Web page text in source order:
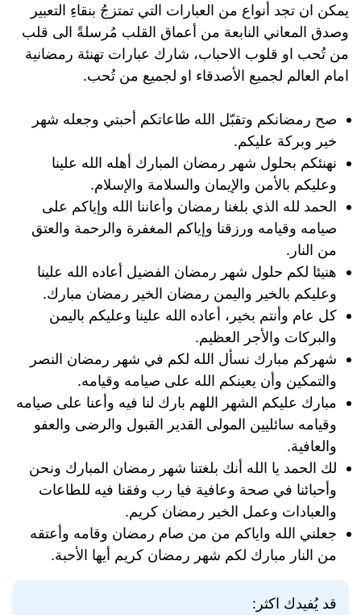
يمكن ان تجد أنواع من العبارات التي تمتزجُ بنقاءِ التعبير
وصدق المعاني النابعة من أعماق القلب مُرسلةً الى قلب
من تُحب او قلوب الاحباب، شارك عبارات تهنئة رمضانية
امام العالم لجميع الأصدقاء او لجميع من تُحب.
صح رمضانكم وتقبّل الله طاعاتكم أحبتي وجعله شهر
خير وبركة عليكم.
نهنئكم بحلول شهر رمضان المبارك أهله الله علينا
وعليكم بالأمن والإيمان والسلامة والإسلام.
الحمد لله الذي بلغنا رمضان وأعاننا الله وإياكم على
صيامه وقيامه ورزقنا وإياكم المغفرة والرحمة والعتق
من النار.
هنيئا لكم حلول شهر رمضان الفضيل أعاده الله علينا
وعليكم بالخير واليمن رمضان الخير رمضان مبارك.
كل عام وأنتم بخير، أعاده الله علينا وعليكم باليمن
والبركات والأجر العظيم.
شهركم مبارك نسأل الله لكم في شهر رمضان النصر
والتمكين وأن يعينكم الله على صيامه وقيامه.
مبارك عليكم الشهر اللهم بارك لنا فيه وأعنا على صيامه
وقيامه سائليين المولى القدير القبول والرضى والعفو
والعافية.
لك الحمد يا الله أنك بلغتنا شهر رمضان المبارك ونحن
وأحبائنا في صحة وعافية فيا رب وفقنا فيه للطاعات
والعبادات وعمل الخير رمضان كريم.
جعلني الله واياكم من من صام رمضان وقامه وأعتقه
من النار مبارك لكم شهر رمضان كريم أيها الأحبة.
قد يُفيدك اكثر: